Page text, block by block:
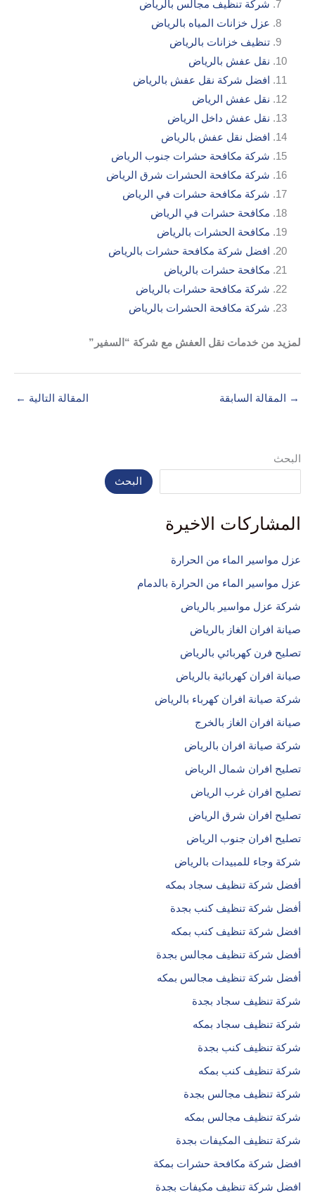
شركة تنظيف مجالس بالرياض
عزل خزانات المياه بالرياض
تنظيف خزانات بالرياض
نقل عفش بالرياض
افضل شركة نقل عفش بالرياض
نقل عفش الرياض
نقل عفش داخل الرياض
افضل نقل عفش بالرياض
شركة مكافحة حشرات جنوب الرياض
شركة مكافحة الحشرات شرق الرياض
شركة مكافحة حشرات في الرياض
مكافحة حشرات في الرياض
مكافحة الحشرات بالرياض
افضل شركة مكافحة حشرات بالرياض
مكافحة حشرات بالرياض
شركة مكافحة حشرات بالرياض
شركة مكافحة الحشرات بالرياض
لمزيد من خدمات نقل العفش مع شركة “السفير”
→ المقالة السابقة المقالة التالية ←
البحث
البحث
المشاركات الاخيرة
عزل مواسير الماء من الحرارة
عزل مواسير الماء من الحرارة بالدمام
شركة عزل مواسير بالرياض
صيانة افران الغاز بالرياض
تصليح فرن كهربائي بالرياض
صيانة افران كهربائية بالرياض
شركة صيانة افران كهرباء بالرياض
صيانة افران الغاز بالخرج
شركة صيانة افران بالرياض
تصليح افران شمال الرياض
تصليح افران غرب الرياض
تصليح افران شرق الرياض
تصليح افران جنوب الرياض
شركة وجاء للمبيدات بالرياض
أفضل شركة تنظيف سجاد بمكه
أفضل شركة تنظيف كنب بجدة
افضل شركة تنظيف كنب بمكه
أفضل شركة تنظيف مجالس بجدة
أفضل شركة تنظيف مجالس بمكه
شركة تنظيف سجاد بجدة
شركة تنظيف سجاد بمكه
شركة تنظيف كنب بجدة
شركة تنظيف كنب بمكه
شركة تنظيف مجالس بجدة
شركة تنظيف مجالس بمكه
شركة تنظيف المكيفات بجدة
افضل شركة مكافحة حشرات بمكة
افضل شركة تنظيف مكيفات بجدة